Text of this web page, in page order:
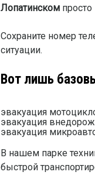
Лопатинском просто
Сохраните номер
ситуации.
Вот лишь
эвакуация
эвакуация
эвакуация
В нашем парке
быстрой